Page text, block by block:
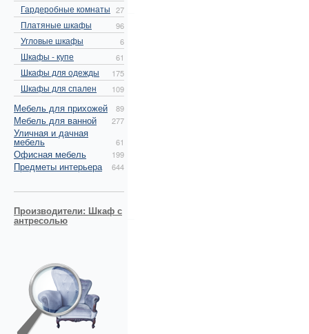
Гардеробные комнаты 27
Платяные шкафы 96
Угловые шкафы 6
Шкафы - купе 61
Шкафы для одежды 175
Шкафы для спален 109
Мебель для прихожей 89
Мебель для ванной 277
Уличная и дачная
мебель 61
Офисная мебель 199
Предметы интерьера 644
Производители: Шкаф с
антресолью